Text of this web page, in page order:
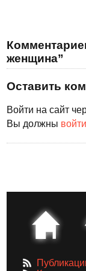
женщина”
Оставить
Войти на сайт
Вы должны войти